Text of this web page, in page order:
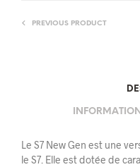
PREVIOUS PRODUCT
Le S7 New Gen est une
le S7. Elle est dotée de